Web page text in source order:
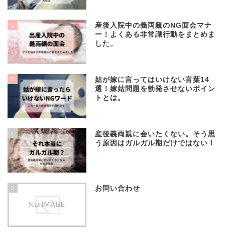
2
産後入院中の義両親のNG面会マナ
ー！よくある非常識行動をまとめま
した。
3
姑が嫁に言ってはいけない言葉14
選！嫁姑問題を勃発させないポイン
トとは。
4
産後義両親に会いたくない。そう思
う原因はガルガル期だけではない！
5 お問い合わせ